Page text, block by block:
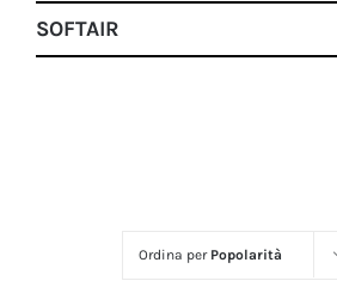
Ordina per Popolarità
SOFTAIR